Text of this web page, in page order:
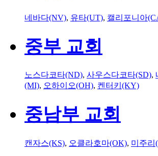
네바다(NV), 유타(UT), 캘리포니아
중부 교회
노스다코타(ND), 사우스다코타(SD),
(MI), 오하이오(OH), 켄터키(KY)
중남부 교회
캔자스(KS), 오클라호마(OK), 미주리